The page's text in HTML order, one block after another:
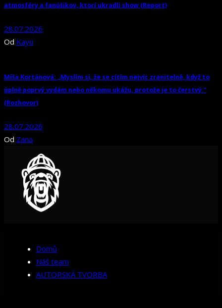
atmosféry a fanúšikov, ktorí ukradli show (Report)
28.07.2026
Od Kayu
Míša Kortánová: „Myslím si, že se cítím nejvíc zranitelně, když to
úplně poprvý vydám nebo někomu ukážu, protože je to čerstvý.“
(Rozhovor)
28.07.2026
Od Zana
Domů
Náš team
AUTORSKÁ TVORBA